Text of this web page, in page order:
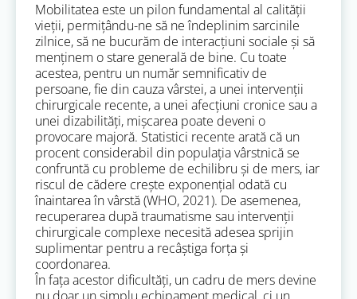
Mobilitatea este un pilon fundamental al calității
vieții, permițându-ne să ne îndeplinim sarcinile
zilnice, să ne bucurăm de interacțiuni sociale și să
menținem o stare generală de bine. Cu toate
acestea, pentru un număr semnificativ de
persoane, fie din cauza vârstei, a unei intervenții
chirurgicale recente, a unei afecțiuni cronice sau a
unei dizabilități, mișcarea poate deveni o
provocare majoră. Statistici recente arată că un
procent considerabil din populația vârstnică se
confruntă cu probleme de echilibru și de mers, iar
riscul de cădere crește exponențial odată cu
înaintarea în vârstă (WHO, 2021). De asemenea,
recuperarea după traumatisme sau intervenții
chirurgicale complexe necesită adesea sprijin
suplimentar pentru a recâștiga forța și
coordonarea.
În fața acestor dificultăți, un cadru de mers devine